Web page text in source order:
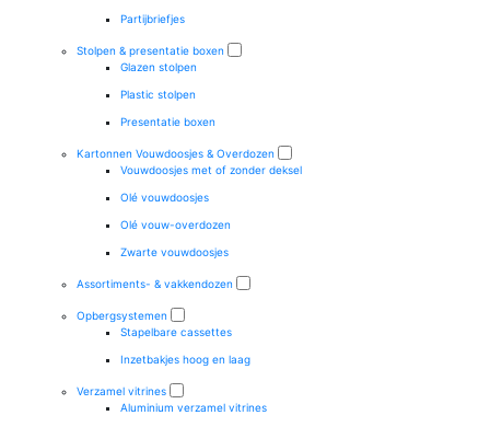
Partijbriefjes
Stolpen & presentatie boxen
Glazen stolpen
Plastic stolpen
Presentatie boxen
Kartonnen Vouwdoosjes & Overdozen
Vouwdoosjes met of zonder deksel
Olé vouwdoosjes
Olé vouw-overdozen
Zwarte vouwdoosjes
Assortiments- & vakkendozen
Opbergsystemen
Stapelbare cassettes
Inzetbakjes hoog en laag
Verzamel vitrines
Aluminium verzamel vitrines